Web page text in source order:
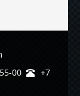
00
+7